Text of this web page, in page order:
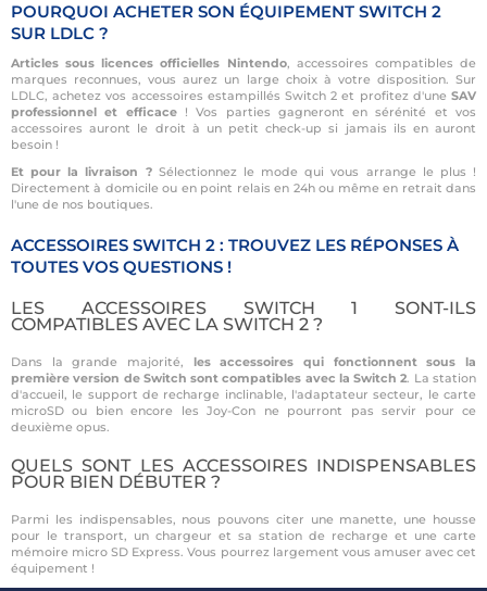
POURQUOI ACHETER SON ÉQUIPEMENT SWITCH 2
SUR LDLC ?
Articles sous licences officielles Nintendo, accessoires compatibles de
marques reconnues, vous aurez un large choix à votre disposition. Sur
LDLC, achetez vos accessoires estampillés Switch 2 et profitez d'une SAV
professionnel et efficace! Vos parties gagneront en sérénité et vos
accessoires auront le droit à un petit check-up si jamais ils en auront
besoin !
Et pour la livraison ?Sélectionnez le mode qui vous arrange le plus !
Directement à domicile ou en point relais en 24h ou même en retrait dans
l'une de nos boutiques.
ACCESSOIRES SWITCH 2 : TROUVEZ LES RÉPONSES À
TOUTES VOS QUESTIONS !
LES ACCESSOIRES SWITCH 1 SONT-ILS
COMPATIBLES AVEC LA SWITCH 2 ?
Dans la grande majorité, les accessoires qui fonctionnent sous la
première version de Switch sont compatibles avec la Switch 2. La station
d'accueil, le support de recharge inclinable, l'adaptateur secteur, le carte
microSD ou bien encore les Joy-Con ne pourront pas servir pour ce
deuxième opus.
QUELS SONT LES ACCESSOIRES INDISPENSABLES
POUR BIEN DÉBUTER ?
Parmi les indispensables, nous pouvons citer une manette, une housse
pour le transport, un chargeur et sa station de recharge et une carte
mémoire micro SD Express. Vous pourrez largement vous amuser avec cet
équipement !